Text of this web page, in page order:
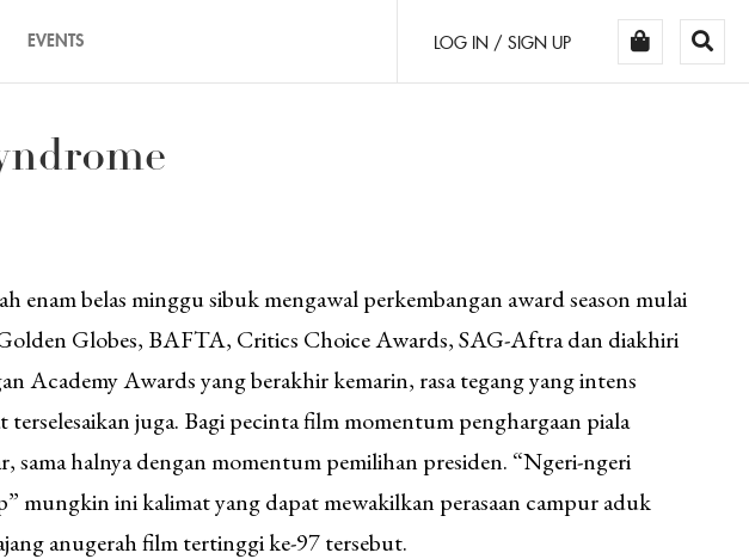
EVENTS LOG IN / SIGN UP
enam belas minggu sibuk mengawal perkembangan award season mulai
Globes, BAFTA, Critics Choice Awards, SAG-Aftra dan diakhiri
Academy Awards yang berakhir kemarin, rasa tegang yang intens
terselesaikan juga. Bagi pecinta film momentum penghargaan piala
sama halnya dengan momentum pemilihan presiden. “Ngeri-ngeri
mungkin ini kalimat yang dapat mewakilkan perasaan campur aduk
anugerah film tertinggi ke-97 tersebut.